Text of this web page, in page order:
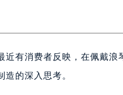
近有消费者反映，在佩戴浪
的深入思考。